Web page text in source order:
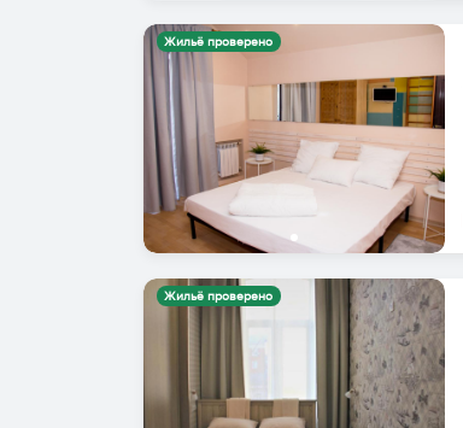
Жильё проверено
Жильё проверено